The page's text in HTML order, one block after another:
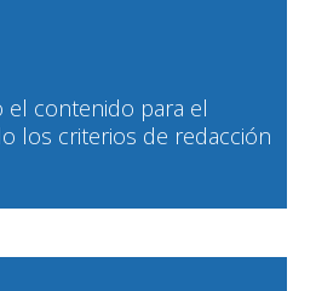
el contenido para el
los criterios de redacción